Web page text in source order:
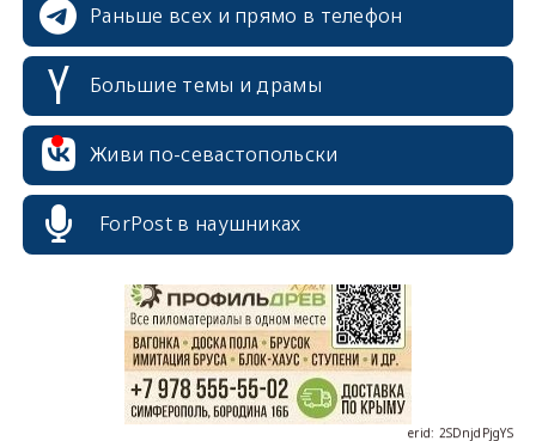
Раньше всех и прямо в телефон
Большие темы и драмы
Живи по-севастопольски
ForPost в наушниках
erid: 2SDnjcrDNw6
erid: 2SDnjdPjgYS